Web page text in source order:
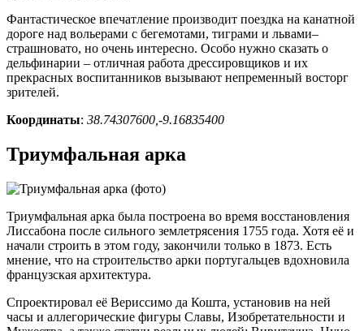
Фантастическое впечатление производит поездка на канатной
дороге над вольерами с бегемотами, тиграми и львами–
страшновато, но очень интересно. Особо нужно сказать о
дельфинарии – отличная работа дрессировщиков и их
прекрасных воспитанников вызывают непременный восторг
зрителей.
Координаты: 38.74307600,-9.16835400
Триумфальная арка
Триумфальная арка была построена во время восстановления
Лиссабона после сильного землетрясения 1755 года. Хотя её и
начали строить в этом году, закончили только в 1873. Есть
мнение, что на строительство арки португальцев вдохновила
французская архитектура.
Спроектировал её Вериссимо да Кошта, установив на ней
часы и аллегорические фигуры Славы, Изобретательности и